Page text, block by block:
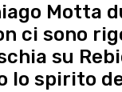
Motta
ci sono
su
lo spirito